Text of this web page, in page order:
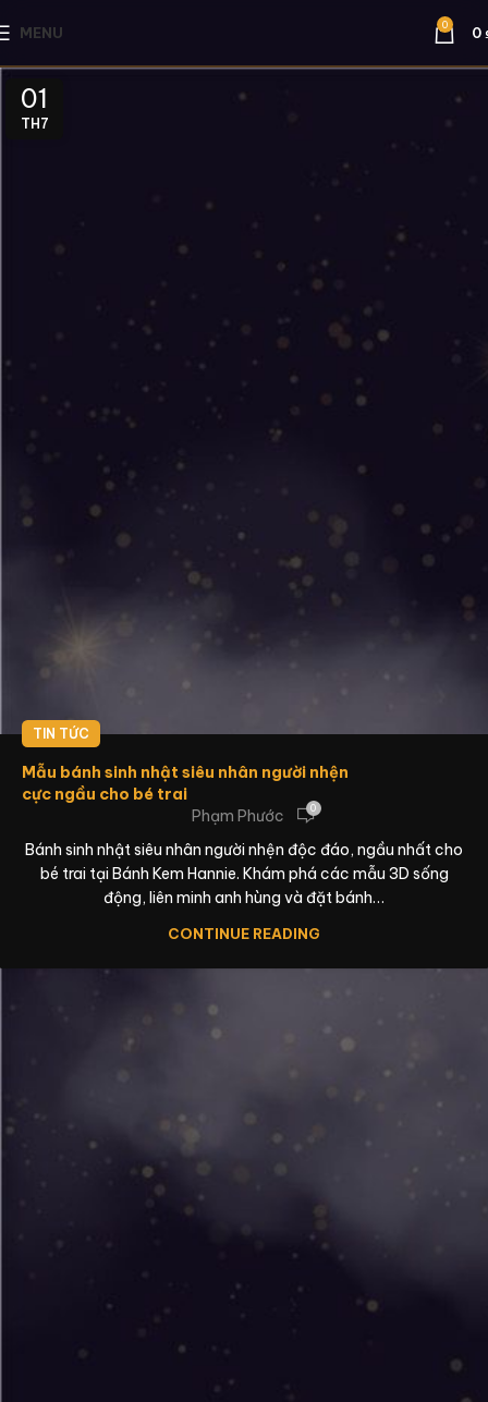
MENU 0 0
01
TH7
TIN TỨC
Mẫu bánh sinh nhật siêu nhân người nhện
cực ngầu cho bé trai
Phạm Phước
0
Bánh sinh nhật siêu nhân người nhện độc đáo, ngầu nhất cho
bé trai tại Bánh Kem Hannie. Khám phá các mẫu 3D sống
động, liên minh anh hùng và đặt bánh…
CONTINUE READING